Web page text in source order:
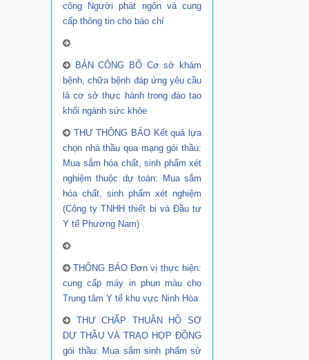
công Người phát ngôn và cung
cấp thông tin cho báo chí
BẢN CÔNG BỐ Cơ sở khám
bệnh, chữa bệnh đáp ứng yêu cầu
là cơ sở thực hành trong đào tạo
khối ngành sức khỏe
THƯ THÔNG BÁO Kết quả lựa
chọn nhà thầu qua mạng gói thầu:
Mua sắm hóa chất, sinh phẩm xét
nghiệm thuộc dự toán: Mua sắm
hóa chất, sinh phẩm xét nghiệm
(Công ty TNHH thiết bị và Đầu tư
Y tế Phương Nam)
THÔNG BÁO Đơn vị thực hiện:
cung cấp máy in phun màu cho
Trung tâm Y tế khu vực Ninh Hòa
THƯ CHẤP THUẬN HỒ SƠ
DỰ THẦU VÀ TRAO HỢP ĐỒNG
gói thầu: Mua sắm sinh phẩm sử